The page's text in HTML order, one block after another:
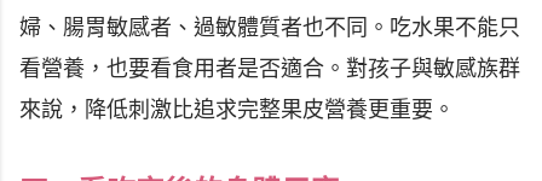
婦、腸胃敏感者、過敏體質者也不同。吃水果不能只
看營養，也要看食用者是否適合。對孩子與敏感族群
來說，降低刺激比追求完整果皮營養更重要。